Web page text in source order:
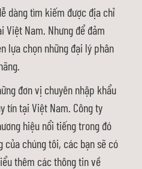
dàng tìm kiếm được địa chỉ
Việt Nam. Nhưng để đảm
lựa chọn những đại lý phân
đơn vị chuyên nhập khẩu
tín tại Việt Nam. Công ty
hiệu nổi tiếng trong đó
của chúng tôi, các bạn sẽ có
thêm các thông tin về